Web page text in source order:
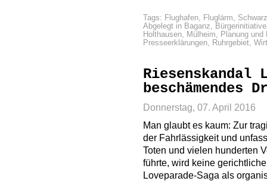
Tags: Flughafen, Fluglärm,
Abgelegt in Baganz,
Holthausen, Mülheim, Planung und
Presseerklärungen, Ruhrgebiet,
Riesenskandal
beschämendes
Donnerstag, 07. April 2016
Man glaubt es kaum: Zur
der Fahrlässigkeit und
Toten und vielen hunderten
führte, wird keine
Loveparade-Saga als